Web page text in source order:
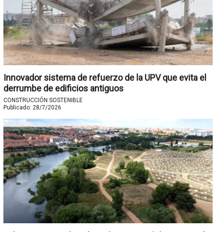
Innovador sistema de refuerzo de la UPV que evita el
derrumbe de edificios antiguos
CONSTRUCCIÓN SOSTENIBLE
Publicado: 28/7/2026